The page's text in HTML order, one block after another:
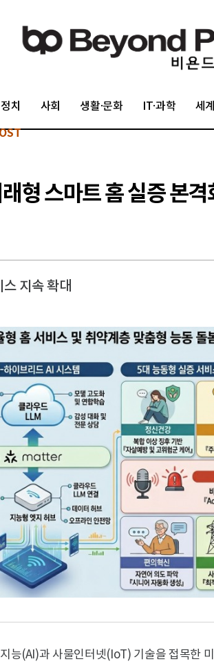
정치 사회 생활·문화 IT·과학 세계
형 스마트 홈 실증 본
지속 확대
능(AI)과 사물인터넷(IoT) 기술을 접목한